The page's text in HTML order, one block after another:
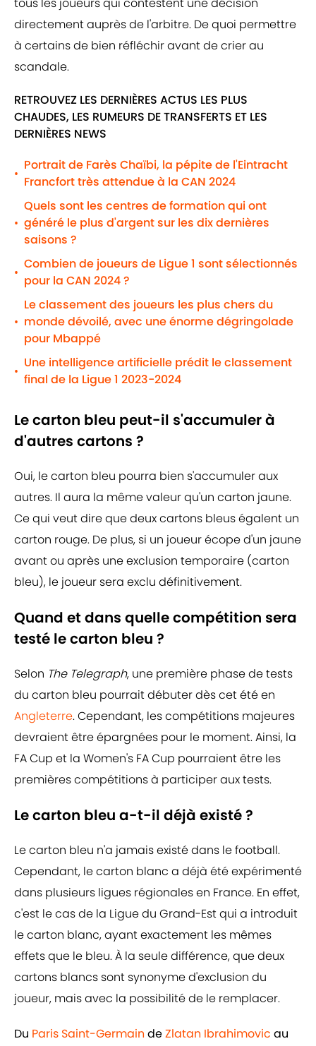
directement auprès de l'arbitre. De quoi permettre
à certains de bien réfléchir avant de crier au
scandale.
RETROUVEZ LES DERNIÈRES ACTUS LES PLUS
CHAUDES, LES RUMEURS DE TRANSFERTS ET LES
DERNIÈRES NEWS
•
Portrait de Farès Chaïbi, la pépite de l'Eintracht
Francfort très attendue à la CAN 2024
•
Quels sont les centres de formation qui ont
généré le plus d'argent sur les dix dernières
saisons ?
•
Combien de joueurs de Ligue 1 sont sélectionnés
pour la CAN 2024 ?
•
Le classement des joueurs les plus chers du
monde dévoilé, avec une énorme dégringolade
pour Mbappé
•
Une intelligence artificielle prédit le classement
final de la Ligue 1 2023-2024
Le carton bleu peut-il s'accumuler à
d'autres cartons ?
Oui, le carton bleu pourra bien s'accumuler aux
autres. Il aura la même valeur qu'un carton jaune.
Ce qui veut dire que deux cartons bleus égalent un
carton rouge. De plus, si un joueur écope d'un jaune
avant ou après une exclusion temporaire (carton
bleu), le joueur sera exclu définitivement.
Quand et dans quelle compétition sera
testé le carton bleu ?
Selon The Telegraph, une première phase de tests
du carton bleu pourrait débuter dès cet été en
Angleterre. Cependant, les compétitions majeures
devraient être épargnées pour le moment. Ainsi, la
FA Cup et la Women's FA Cup pourraient être les
premières compétitions à participer aux tests.
Le carton bleu a-t-il déjà existé ?
Le carton bleu n'a jamais existé dans le football.
Cependant, le carton blanc a déjà été expérimenté
dans plusieurs ligues régionales en France. En effet,
c'est le cas de la Ligue du Grand-Est qui a introduit
le carton blanc, ayant exactement les mêmes
effets que le bleu. À la seule différence, que deux
cartons blancs sont synonyme d'exclusion du
joueur, mais avec la possibilité de le remplacer.
Du Paris Saint-Germain deZlatan Ibrahimovic au